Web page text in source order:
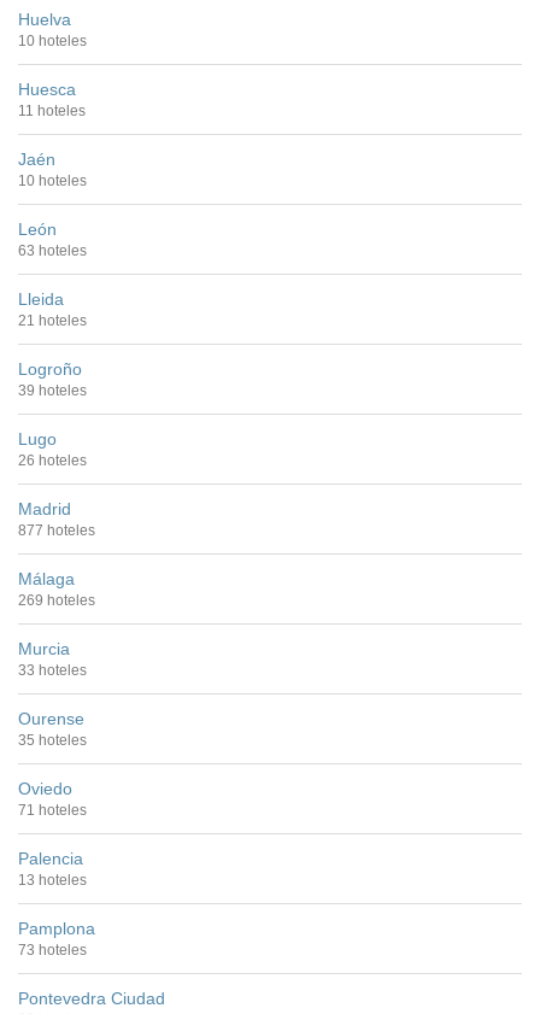
Huelva
10 hoteles
Huesca
11 hoteles
Jaén
10 hoteles
León
63 hoteles
Lleida
21 hoteles
Logroño
39 hoteles
Lugo
26 hoteles
Madrid
877 hoteles
Málaga
269 hoteles
Murcia
33 hoteles
Ourense
35 hoteles
Oviedo
71 hoteles
Palencia
13 hoteles
Pamplona
73 hoteles
Pontevedra Ciudad